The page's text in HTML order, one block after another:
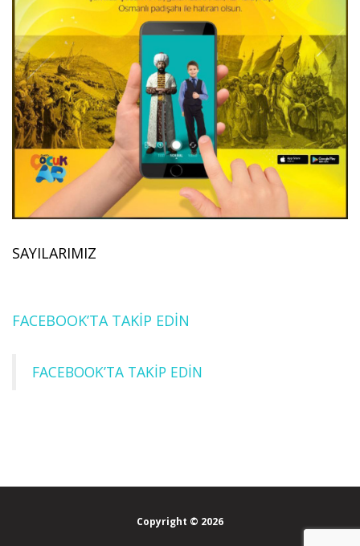
SAYILARIMIZ
FACEBOOK’TA TAKİP EDİN
FACEBOOK’TA TAKİP EDİN
Copyright © 2026